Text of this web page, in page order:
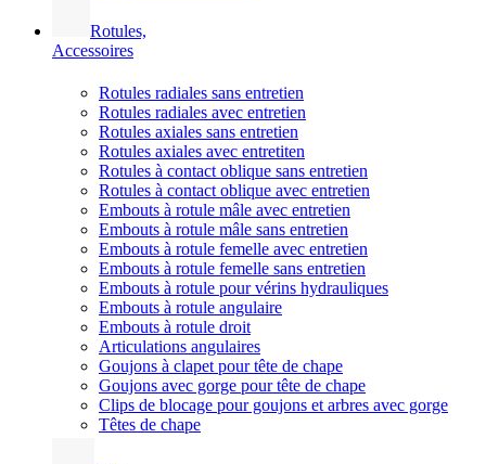
Rotules,
Accessoires
Rotules radiales sans entretien
Rotules radiales avec entretien
Rotules axiales sans entretien
Rotules axiales avec entretiten
Rotules à contact oblique sans entretien
Rotules à contact oblique avec entretien
Embouts à rotule mâle avec entretien
Embouts à rotule mâle sans entretien
Embouts à rotule femelle avec entretien
Embouts à rotule femelle sans entretien
Embouts à rotule pour vérins hydrauliques
Embouts à rotule angulaire
Embouts à rotule droit
Articulations angulaires
Goujons à clapet pour tête de chape
Goujons avec gorge pour tête de chape
Clips de blocage pour goujons et arbres avec gorge
Têtes de chape